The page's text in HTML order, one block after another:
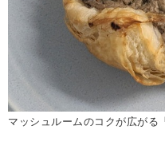
マッシュルームのコクが広が